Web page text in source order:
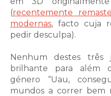
(recentemente
modernas, facto cuja
pedir desculpa).
Nenhum destes três
brilhante para além
género “Uau,
mundos a correr bem